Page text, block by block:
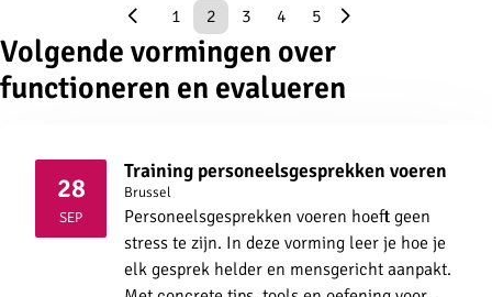
1
2 3 4 5
Volgende vormingen over
functioneren en evalueren
28
SEP2026
Training personeelsgesprekken voeren
Brussel
Personeelsgesprekken voeren hoeft geen
stress te zijn. In deze vorming leer je hoe je
elk gesprek helder en mensgericht aanpakt.